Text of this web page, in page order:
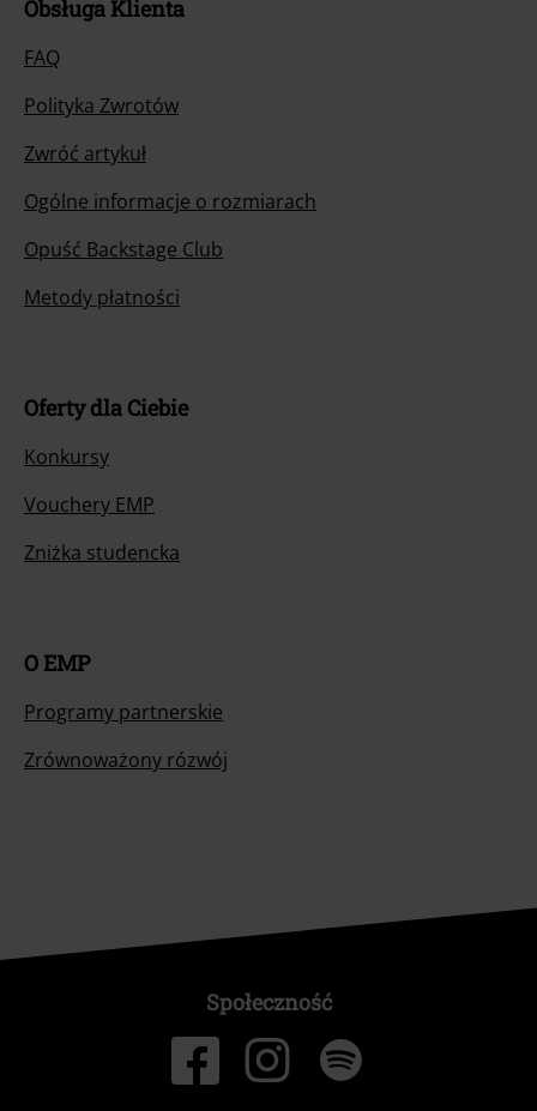
Obsługa Klienta
FAQ
Polityka Zwrotów
Zwróć artykuł
Ogólne informacje o rozmiarach
Opuść Backstage Club
Metody płatności
Oferty dla Ciebie
Konkursy
Vouchery EMP
Zniżka studencka
O EMP
Programy partnerskie
Zrównoważony rózwój
Społeczność